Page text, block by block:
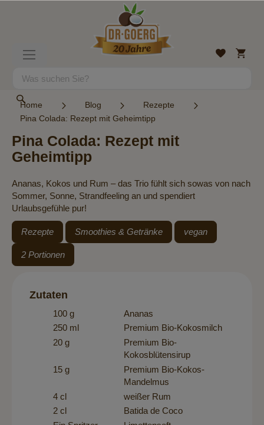
Suche
Wunschliste
Mein
Home Blog
Rezepte
Pina Colada: Rezept mit Geheimtipp
Pina Colada: Rezept mit
Geheimtipp
Ananas, Kokos und Rum – das Trio fühlt sich sowas von nach
Sommer, Sonne, Strandfeeling an und spendiert
Urlaubsgefühle pur!
Rezepte Smoothies & Getränke vegan
2 Portionen
Zutaten
100 g
Ananas
250 ml
Premium Bio-Kokosmilch
20 g
Premium Bio-
Kokosblütensirup
15 g
Premium Bio-Kokos-
Mandelmus
4 cl
weißer Rum
2 cl
Batida de Coco